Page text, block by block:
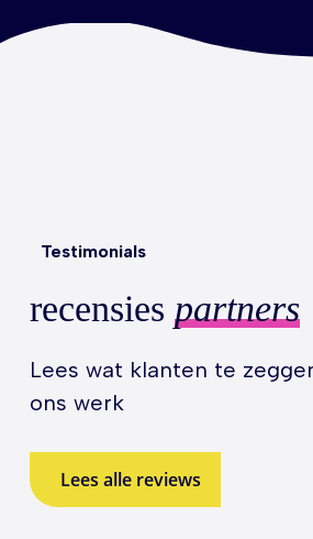
Testimonials
recensies partners
Lees wat klanten te
ons werk
Lees alle reviews